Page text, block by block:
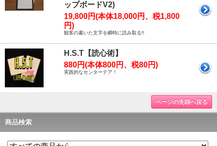
ップボードV2)
19,800円(本体18,000円、税1,800
円)
観客の書いた文字を瞬時に読み取る!!
H.S.T【読心術】
880円(本体800円、税80円)
実践的なセンターテア！
ページの先頭へ戻る
商品検索